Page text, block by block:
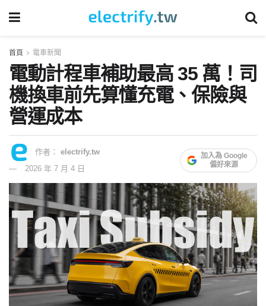
首頁 電車新聞
電動計程車補助最高 35 萬！司
機換車前先算懂充電、保險與
營運成本
作者： electrify.tw
2026 年 7 月 4 日
加入為 Google
偏好來源